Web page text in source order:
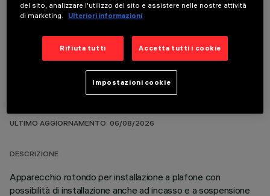
COMPONENTI OPZIONALI
ULTIMO AGGIORNAMENTO: 06/08/2026
DESCRIZIONE
Apparecchio rotondo per installazione a plafone con
possibilità di installazione anche ad incasso e a sospensione
del sito, analizzare l'utilizzo del sito e assistere nelle nostre attività
di marketing.
Ulteriori informazioni
Rifiuta tutti Accetta tutti i cookie
Impostazioni cookie